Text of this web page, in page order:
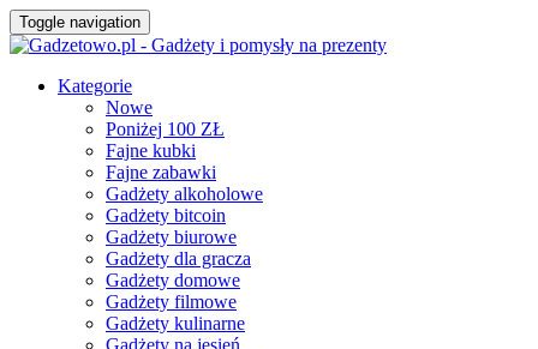
Toggle navigation
Kategorie
Nowe
Poniżej 100 ZŁ
Fajne kubki
Fajne zabawki
Gadżety alkoholowe
Gadżety bitcoin
Gadżety biurowe
Gadżety dla gracza
Gadżety domowe
Gadżety filmowe
Gadżety kulinarne
Gadżety na jesień